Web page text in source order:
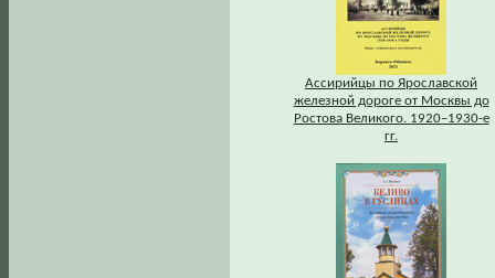
Ассирийцы по Ярославской
железной дороге от Москвы до
Ростова Великого. 1920–1930-е
гг.